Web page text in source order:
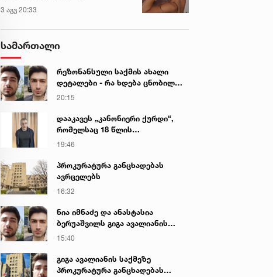
ალექსანდრა პაიჭაძის
გულწრფელი აღიარება
3 აგვ 20:33
სამართალი
რეზონანსული საქმის ახალი
დეტალები - რა ხდება ცნობილი
გიგა ავალიანის მკვლელობაზე
20:15
დააკავეს „კანონიერი ქურდი“,
რომელსაც 18 წლის
განმავლობაში ეძებდნენ
19:46
პროკურატურა განცხადებას
ავრცელებს
16:32
ნია იმნაძე და ანასტასია
ბერუაშვილს გიგა ავალიანის
საქმეზე ბრალი წარედგინათ
15:40
გიგა ავალიანის საქმეზე
პროკურატურა განცხადებას